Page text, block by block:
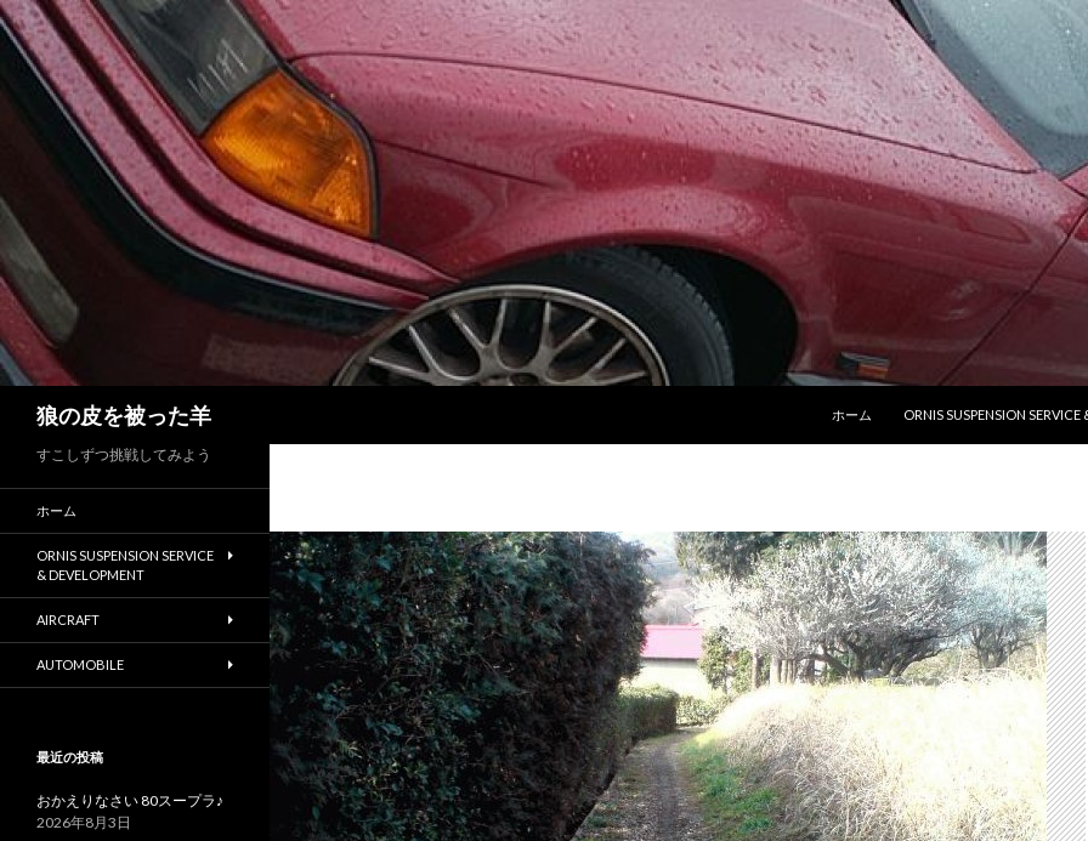
狼の皮を被った羊
ホーム
ORNIS SUSPENSION
すこしずつ挑戦してみよう
ホーム
ORNIS SUSPENSION SERVICE
& DEVELOPMENT
AIRCRAFT
AUTOMOBILE
最近の投稿
おかえりなさい 80スープラ♪
2026年8月3日